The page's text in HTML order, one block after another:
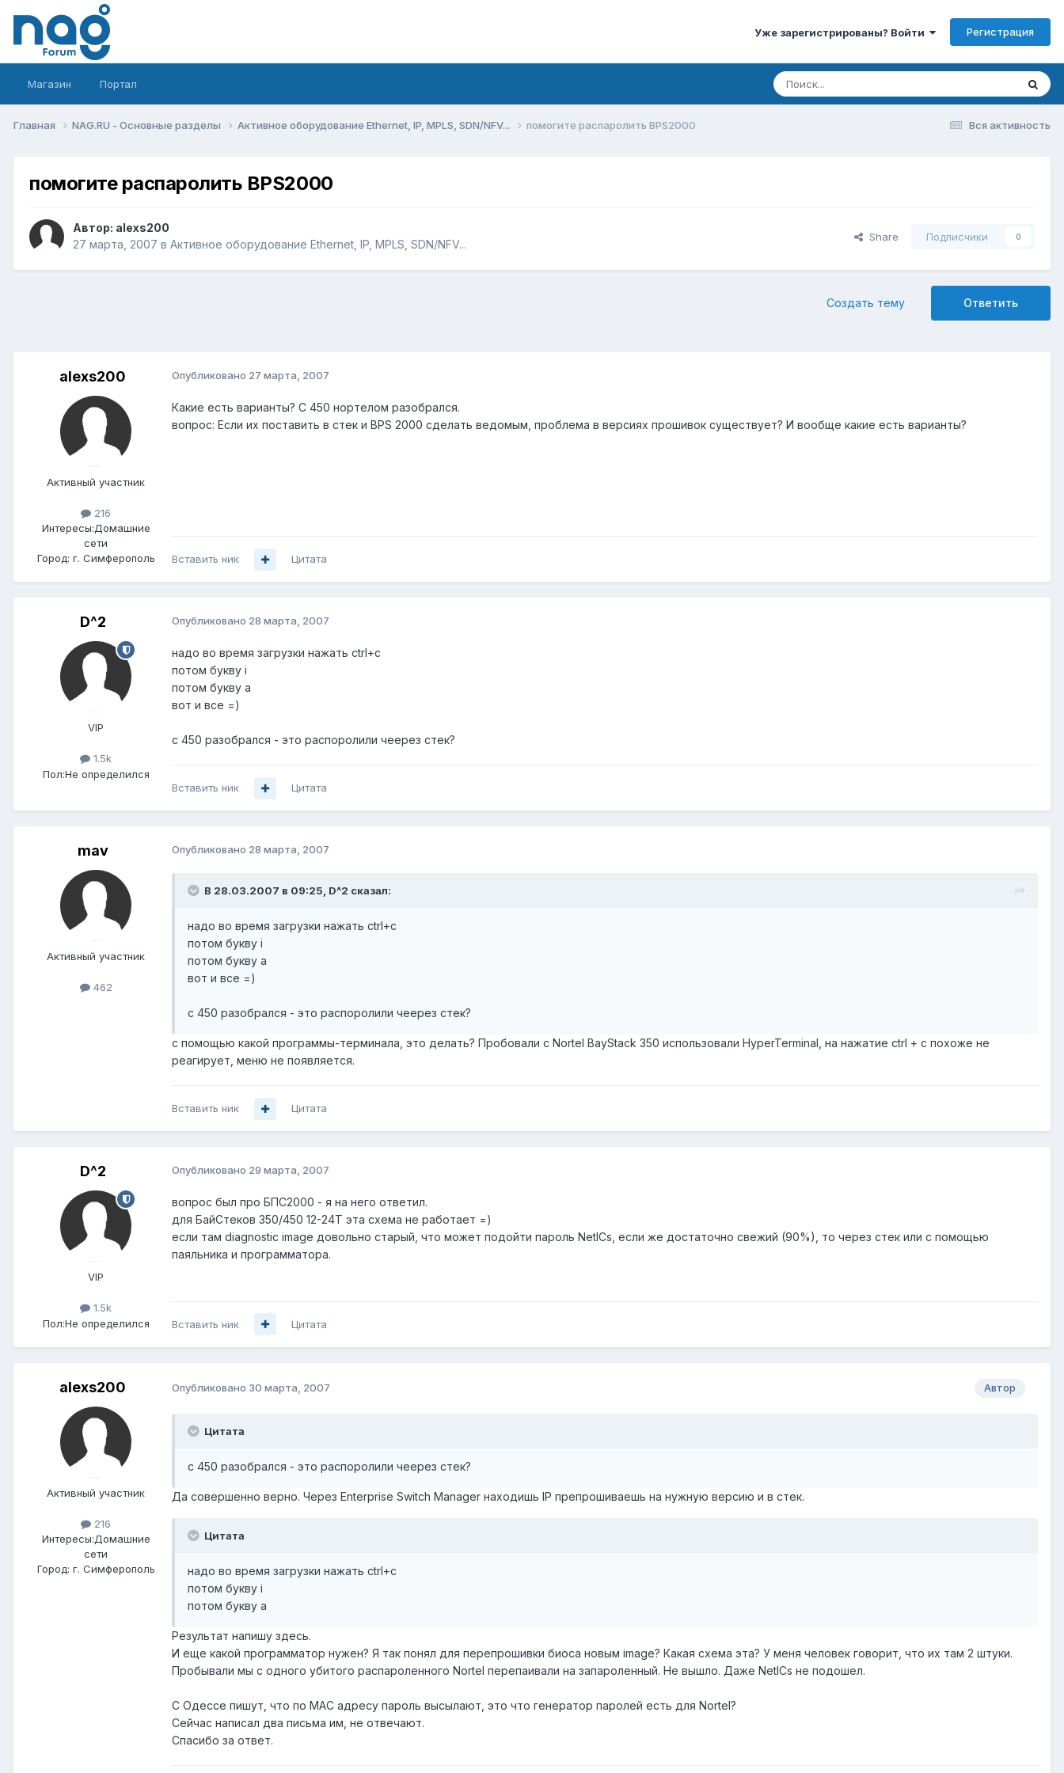
Уже зарегистрированы? Войти Регистрация
Магазин Портал
Вся активность
Главная NAG.RU - Основные разделы Активное оборудование Ethernet, IP, MPLS, SDN/NFV... помогите распаролить BPS2000
помогите распаролить BPS2000
Автор: alexs200
27 марта, 2007 в Активное оборудование Ethernet, IP, MPLS, SDN/NFV...
Share Подписчики 0
Ответить
Создать тему
alexs200
Активный участник
216
Интересы:Домашние
сети
Город: г. Симферополь
Опубликовано 27 марта, 2007
Какие есть варианты? С 450 нортелом разобрался.
вопрос: Если их поставить в стек и BPS 2000 сделать ведомым, проблема в версиях прошивок существует? И вообще какие есть варианты?
Вставить ник Цитата
D^2
VIP
1.5k
Пол:Не определился
Опубликовано 28 марта, 2007
надо во время загрузки нажать ctrl+c
потом букву i
потом букву a
вот и все =)
с 450 разобрался - это распоролили чеерез стек?
Вставить ник Цитата
mav
Активный участник
462
Опубликовано 28 марта, 2007
В 28.03.2007 в 09:25, D^2 сказал:
надо во время загрузки нажать ctrl+c
потом букву i
потом букву a
вот и все =)
с 450 разобрался - это распоролили чеерез стек?
с помощью какой программы-терминала, это делать? Пробовали с Nortel BayStack 350 использовали HyperTerminal, на нажатие ctrl + c похоже не
реагирует, меню не появляется.
Вставить ник Цитата
D^2
VIP
1.5k
Пол:Не определился
Опубликовано 29 марта, 2007
вопрос был про БПС2000 - я на него ответил.
для БайСтеков 350/450 12-24Т эта схема не работает =)
если там diagnostic image довольно старый, что может подойти пароль NetICs, если же достаточно свежий (90%), то через стек или с помощью
паяльника и программатора.
Вставить ник Цитата
alexs200
Активный участник
216
Интересы:Домашние
сети
Город: г. Симферополь
Автор
Опубликовано 30 марта, 2007
Цитата
с 450 разобрался - это распоролили чеерез стек?
Да совершенно верно. Через Enterprise Switch Manager находишь IP препрошиваешь на нужную версию и в стек.
Цитата
надо во время загрузки нажать ctrl+c
потом букву i
потом букву a
Результат напишу здесь.
И еще какой программатор нужен? Я так понял для перепрошивки биоса новым image? Какая схема эта? У меня человек говорит, что их там 2 штуки.
Пробывали мы с одного убитого распароленного Nortel перепаивали на запароленный. Не вышло. Даже NetICs не подошел.
С Одессе пишут, что по МАС адресу пароль высылают, это что генератор паролей есть для Nortel?
Сейчас написал два письма им, не отвечают.
Спасибо за ответ.